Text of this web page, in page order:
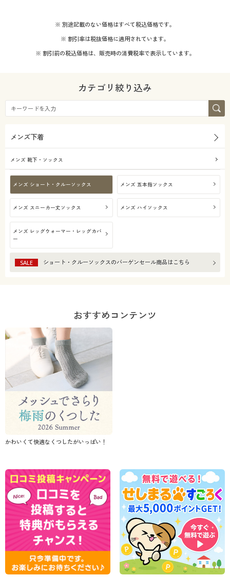
※ 別途記載のない価格はすべて税込価格です。
※ 割引率は税抜価格に適用されています。
※ 割引前の税込価格は、販売時の消費税率で表示しています。
カテゴリ絞り込み
メンズ下着
メンズ 靴下・ソックス
メンズ ショート・クルーソックス メンズ 五本指ソックス
メンズ スニーカー丈ソックス メンズ ハイソックス
メンズ レッグウォーマー・レッグカバ
ー
SALE ショート・クルーソックスのバーゲンセール商品はこちら
おすすめコンテンツ
かわいくて快適なくつしたがいっぱい！